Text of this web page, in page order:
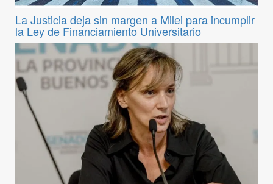
La Justicia deja sin margen a Milei para incumplir
la Ley de Financiamiento Universitario